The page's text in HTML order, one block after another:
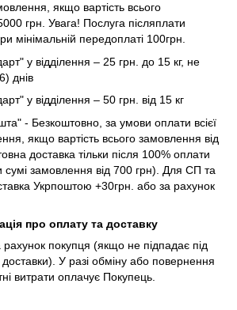
якщо вартість всього
грн. Увага! Послуга післяплати
мінімальній передоплаті 100грн.
у відділення – 25 грн. до 15 кг, не
днів
у відділення – 50 грн. від 15 кг
- Безкоштовно, за умови оплати всієї
якщо вартість всього замовлення від
доставка тільки після 100% оплати
замовлення від 700 грн). Для СП та
Укрпоштою +30грн. або за рахунок
про оплату та доставку
рахунок покупця (якщо не підпадає під
У разі обміну або повернення
витрати оплачує Покупець.